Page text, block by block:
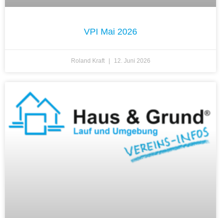
VPI Mai 2026
Roland Kraft 12. Juni 2026